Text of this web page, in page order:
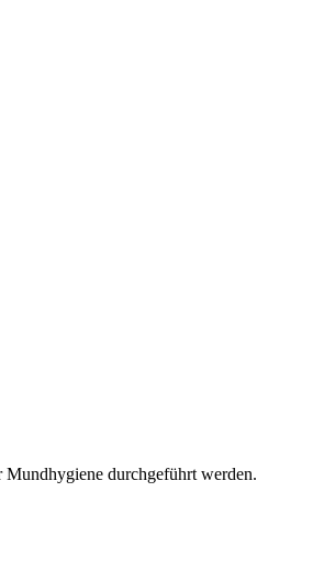
Mundhygiene durchgeführt werden.